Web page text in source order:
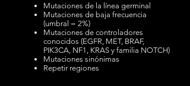
Mutaciones de la línea germinal
Mutaciones de baja frecuencia
(umbral = 2%)
Mutaciones de controladores
conocidos (EGFR, MET, BRAF,
PIK3CA, NF1, KRAS y familia NOTCH)
Mutaciones sinónimas
Repetir regiones